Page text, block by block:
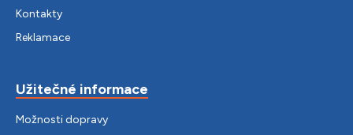
Kontakty
Reklamace
Užitečné informace
Možnosti dopravy